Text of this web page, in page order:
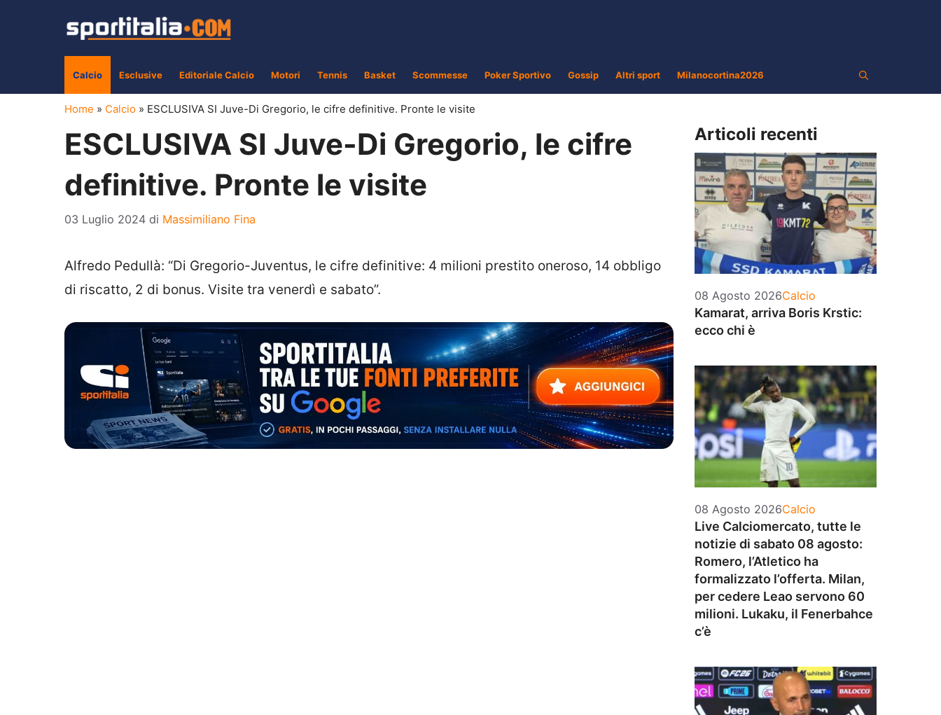
Calcio Esclusive Editoriale Calcio Motori Tennis Basket Scommesse Poker Sportivo Gossip Altri sport Milanocortina2026
Home » Calcio » ESCLUSIVA SI Juve-Di Gregorio, le cifre definitive. Pronte le visite
ESCLUSIVA SI Juve-Di Gregorio, le cifre
definitive. Pronte le visite
03 Luglio 2024 di Massimiliano Fina
Alfredo Pedullà: “Di Gregorio-Juventus, le cifre definitive: 4 milioni prestito oneroso, 14 obbligo
di riscatto, 2 di bonus. Visite tra venerdì e sabato”.
Articoli recenti
08 Agosto 2026Categorie
Calcio
Kamarat, arriva Boris Krstic:
ecco chi è
08 Agosto 2026Categorie
Calcio
Live Calciomercato, tutte le
notizie di sabato 08 agosto:
Romero, l’Atletico ha
formalizzato l’offerta. Milan,
per cedere Leao servono 60
milioni. Lukaku, il Fenerbahce
c’è